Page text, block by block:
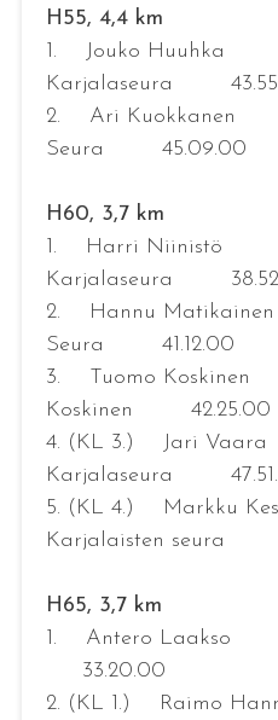
H55, 4,4 km
1. Jouko Huuhka
Karjalaseura
2. Ari Kuokkanen
Seura 45.09.00
H60, 3,7 km
1. Harri Niinistö
Karjalaseura
2. Hannu
Seura 41.12.00
3. Tuomo Koskinen
Koskinen 42.25.00
4. (KL 3.) Jari
Karjalaseura
5. (KL 4.) Markku
Karjalaisten seura
H65, 3,7 km
1. Antero Laakso
33.20.00
2. (KL 1.) Raimo